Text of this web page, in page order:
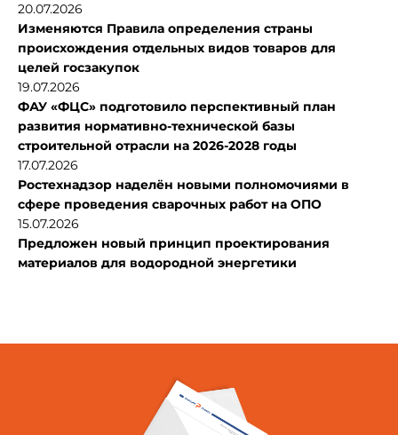
20.07.2026
Изменяются Правила определения страны
происхождения отдельных видов товаров для
целей госзакупок
19.07.2026
ФАУ «ФЦС» подготовило перспективный план
развития нормативно-технической базы
строительной отрасли на 2026-2028 годы
17.07.2026
Ростехнадзор наделён новыми полномочиями в
сфере проведения сварочных работ на ОПО
15.07.2026
Предложен новый принцип проектирования
материалов для водородной энергетики